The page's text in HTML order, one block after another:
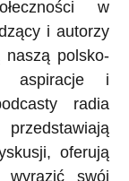
w
i autorzy
naszą polsko-
aspiracje i
radia
oferują
swój